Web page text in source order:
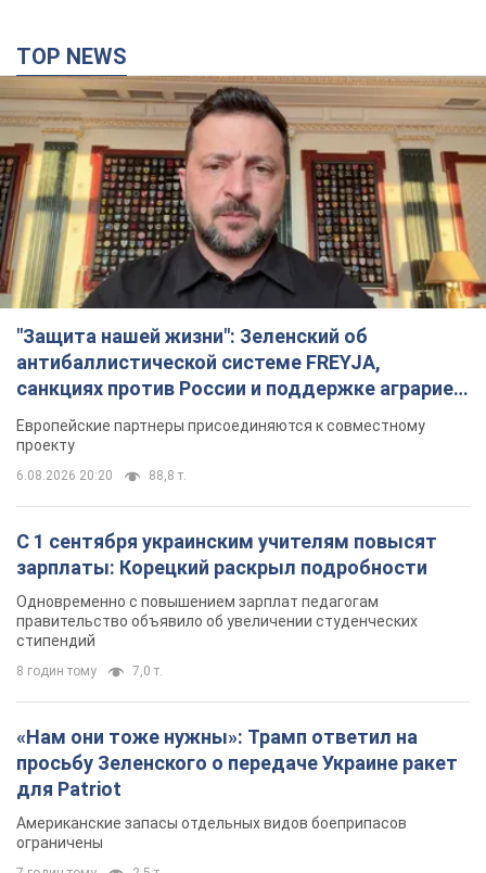
TOP NEWS
"Защита нашей жизни": Зеленский об
антибаллистической системе FREYJA,
санкциях против России и поддержке аграриев.
Видео
Европейские партнеры присоединяются к совместному
проекту
6.08.2026 20:20 88,8 т.
С 1 сентября украинским учителям повысят
зарплаты: Корецкий раскрыл подробности
Одновременно с повышением зарплат педагогам
правительство объявило об увеличении студенческих
стипендий
8 годин тому 7,0 т.
«Нам они тоже нужны»: Трамп ответил на
просьбу Зеленского о передаче Украине ракет
для Patriot
Американские запасы отдельных видов боеприпасов
ограничены